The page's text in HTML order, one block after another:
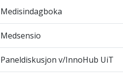
Medisindagboka
Medsensio
Paneldiskusjon v/InnoHub UiT